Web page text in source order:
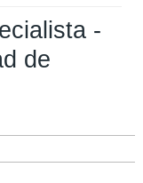
-
de